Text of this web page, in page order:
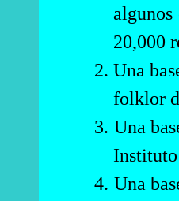
algunos
20,000
2. Una
folklor
3. Una
4. Una